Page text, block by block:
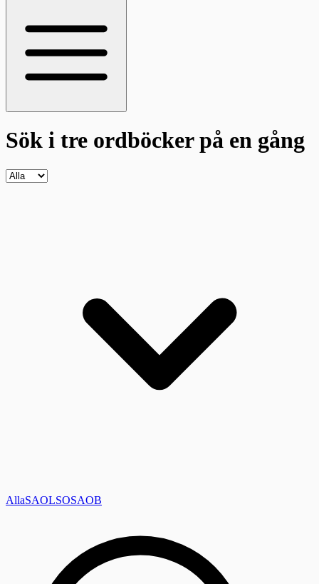
Sök i tre ordböckerpå en gång
AllaSAOLSOSAOB